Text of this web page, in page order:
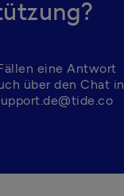
eine Antwort
über den Chat in